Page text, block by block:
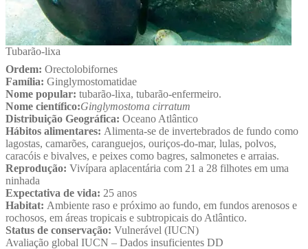
Tubarão-lixa
Ordem: Orectolobifornes
Família: Ginglymostomatidae
Nome popular: tubarão-lixa, tubarão-enfermeiro.
Nome científico:Ginglymostoma cirratum
Distribuição Geográfica: Oceano Atlântico
Hábitos alimentares: Alimenta-se de invertebrados de fundo como
lagostas, camarões, caranguejos, ouriços-do-mar, lulas, polvos,
caracóis e bivalves, e peixes como bagres, salmonetes e arraias.
Reprodução: Vivípara aplacentária com 21 a 28 filhotes em uma
ninhada
Expectativa de vida: 25 anos
Habitat: Ambiente raso e próximo ao fundo, em fundos arenosos e
rochosos, em áreas tropicais e subtropicais do Atlântico.
Status de conservação: Vulnerável (IUCN)
Avaliação global IUCN – Dados insuficientes DD